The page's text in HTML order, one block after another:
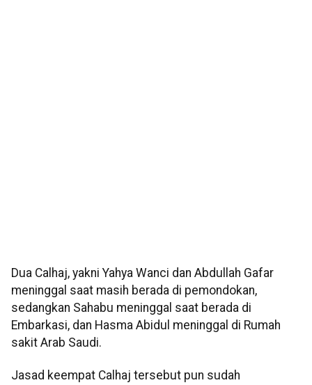
Dua Calhaj, yakni Yahya Wanci dan Abdullah Gafar
meninggal saat masih berada di pemondokan,
sedangkan Sahabu meninggal saat berada di
Embarkasi, dan Hasma Abidul meninggal di Rumah
sakit Arab Saudi.
Jasad keempat Calhaj tersebut pun sudah